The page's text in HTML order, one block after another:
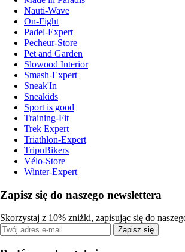
Nauti-Wave
On-Fight
Padel-Expert
Pecheur-Store
Pet and Garden
Slowood Interior
Smash-Expert
Sneak'In
Sneakids
Sport is good
Training-Fit
Trek Expert
Triathlon-Expert
TripnBikers
Vélo-Store
Winter-Expert
Zapisz się do naszego newslettera
Skorzystaj z 10% zniżki, zapisując się do
Zapisz się